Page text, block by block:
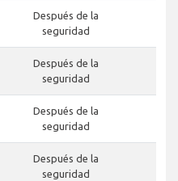
Después de la
seguridad
Después de la
seguridad
Después de la
seguridad
Después de la
seguridad